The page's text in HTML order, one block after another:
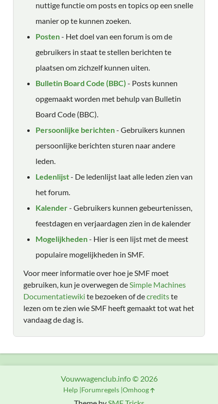
nuttige functie om posts en topics op een snelle
manier op te kunnen zoeken.
Posten- Het doel van een forum is om de
gebruikers in staat te stellen berichten te
plaatsen om zichzelf kunnen uiten.
Bulletin Board Code (BBC) - Posts kunnen
opgemaakt worden met behulp van Bulletin
Board Code (BBC).
Persoonlijke berichten- Gebruikers kunnen
persoonlijke berichten sturen naar andere
leden.
Ledenlijst- De ledenlijst laat alle leden zien van
het forum.
Kalender- Gebruikers kunnen gebeurtenissen,
feestdagen en verjaardagen zien in de kalender
Mogelijkheden- Hier is een lijst met de meest
populaire mogelijkheden in SMF.
Voor meer informatie over hoe je SMF moet
gebruiken, kun je overwegen deSimple Machines
Documentatiewiki te bezoeken of decreditste
lezen om te zien wie SMF heeft gemaakt tot wat het
vandaag de dag is.
Vouwwagenclub.info © 2026
Help Forumregels Omhoog